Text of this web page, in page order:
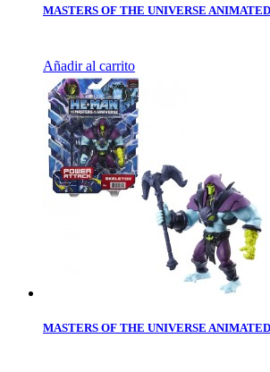
MASTERS OF THE UNIVERSE
Añadir al carrito
MASTERS OF THE UNIVERSE